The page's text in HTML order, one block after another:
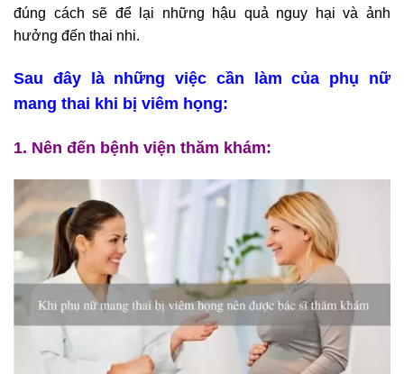
đúng cách sẽ để lại những hậu quả nguy hại và ảnh
hưởng đến thai nhi.
Sau đây là những việc cần làm của phụ nữ
mang thai khi bị viêm họng:
1. Nên đến bệnh viện thăm khám: